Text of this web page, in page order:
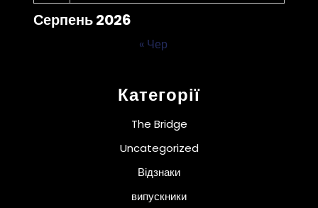
Серпень 2026
« Чер
Категорії
The Bridge
Uncategorized
Відзнаки
випускники